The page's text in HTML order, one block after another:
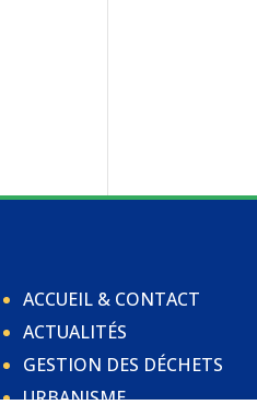
ACCUEIL & CONTACT
ACTUALITÉS
GESTION DES DÉCHETS
URBANISME